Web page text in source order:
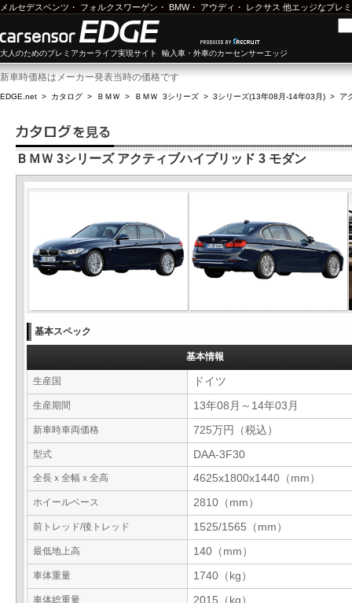
メルセデスベンツ ・ フォルクスワーゲン ・ BMW・ アウディ ・ レクサス 他エッジなプレ
大人のためのプレミアカーライフ実現サイト 輸入車・外車のカーセンサーエッジ
新車時価格はメーカー発表当時の価格です
EDGE.net > カタログ > ＢＭＷ > ＢＭＷ 3シリーズ > 3シリーズ(13年08月-14年03月) > ア
ＢＭＷ 3シリーズ アクティブハイブリッド 3 モダン
基本スペック
基本情報
生産国 ドイツ
生産期間 13年08月～14年03月
新車時車両価格 725万円（税込）
型式 DAA-3F30
全長ｘ全幅ｘ全高 4625x1800x1440（mm）
ホイールベース 2810（mm）
前トレッド/後トレッド 1525/1565（mm）
最低地上高 140（mm）
車体重量 1740（kg）
車体総重量 2015（kg）